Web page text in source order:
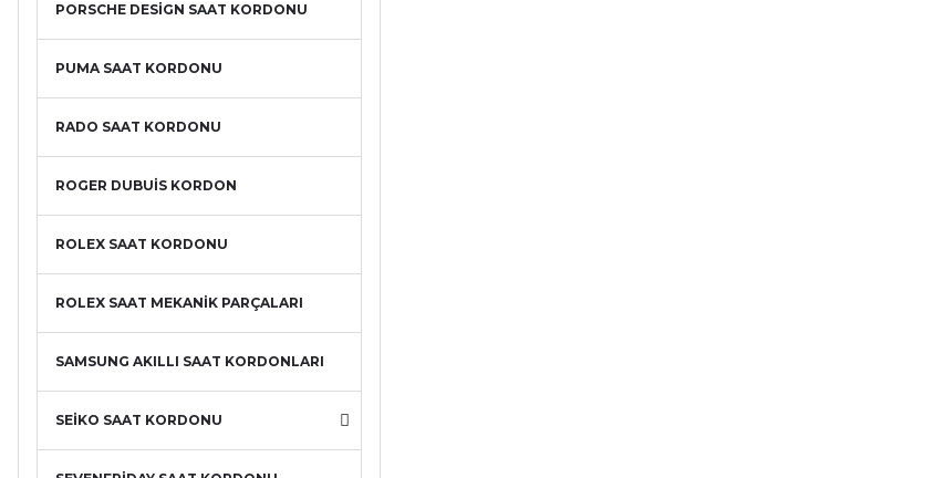
PORSCHE DESİGN SAAT KORDONU
PUMA SAAT KORDONU
RADO SAAT KORDONU
ROGER DUBUİS KORDON
ROLEX SAAT KORDONU
ROLEX SAAT MEKANİK PARÇALARI
SAMSUNG AKILLI SAAT KORDONLARI
SEİKO SAAT KORDONU